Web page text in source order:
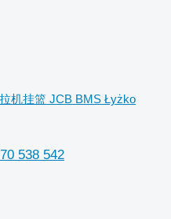
机挂篮 JCB BMS Łyżko
538 542